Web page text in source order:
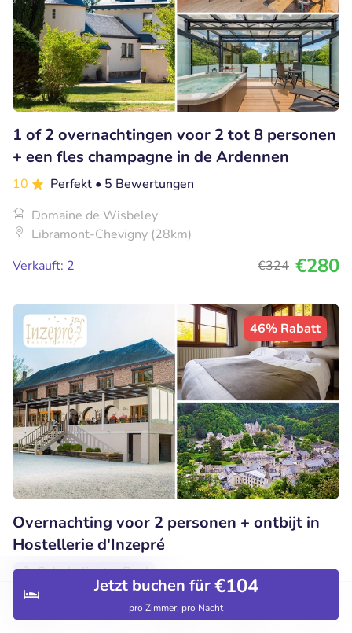
Entdecken Restaurants Buchungen
Jetzt buchen für€104
pro Zimmer, pro Nacht
1 of 2 overnachtingen voor 2 tot 8 personen
+ een fles champagne in de Ardennen
10 Perfekt • 5 Bewertungen
Domaine de Wisbeley
Libramont-Chevigny (28km)
Verkauft: 2
€324 €280
46% Rabatt
Overnachting voor 2 personen + ontbijt in
Hostellerie d'Inzepré
Sehr beliebter Deal
9.9
• 52 Bewertungen